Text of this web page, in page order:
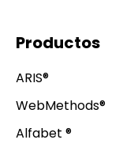
Productos
ARIS®️
WebMethods®️
Alfabet ®️